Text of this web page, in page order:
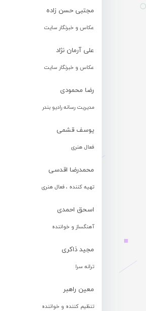
مجتبی حسن زاده
عکاس و خبرنگار سایت
علی آرمان نژاد
عکاس و خبرنگار سایت
رضا محمودی
مدیریت رسانه رادیو بندر
یوسف قشمی
فعال هنری
محمدرضا اقدسی
تهیه کننده ، فعال هنری
اسحق احمدی
آهنگساز و خواننده
مجید ذاکری
ترانه سرا
معین راهبر
تنظیم کننده و خواننده